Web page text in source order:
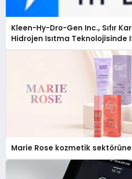
Kleen-Hy-Dro-Gen Inc., Sıfır
Hidrojen Isıtma Teknolojisinde
Düzenleyici Onaylarını Aldı
Marie Rose kozmetik